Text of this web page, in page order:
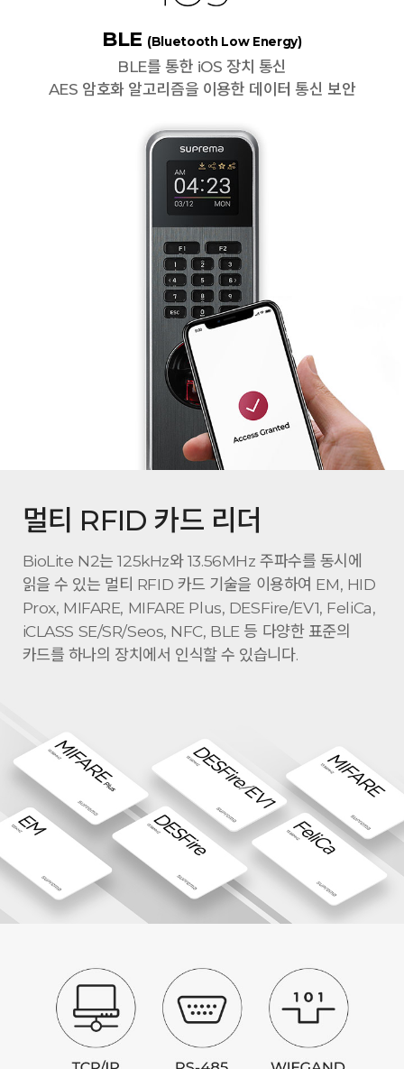
BLE (Bluetooth Low Energy)
BLE를 통한 iOS 장치 통신
AES 암호화 알고리즘을 이용한 데이터 통신 보안
멀티 RFID 카드 리더
BioLite N2는 125kHz와 13.56MHz 주파수를 동시에
읽을 수 있는 멀티 RFID 카드 기술을 이용하여 EM, HID
Prox, MIFARE, MIFARE Plus, DESFire/EV1, FeliCa,
iCLASS SE/SR/Seos, NFC, BLE 등 다양한 표준의
카드를 하나의 장치에서 인식할 수 있습니다.